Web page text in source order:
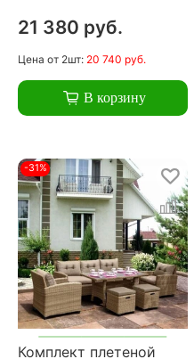
21 380 руб.
Цена от 2шт: 20 740 руб.
В корзину
-31%
Комплект плетеной